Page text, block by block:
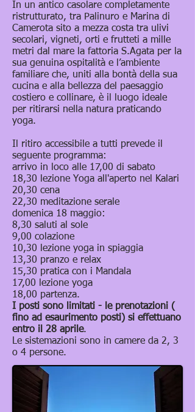
In un antico casolare completamente
ristrutturato, tra Palinuro e Marina di
Camerota sito a mezza costa tra ulivi
secolari, vigneti, orti e frutteti a mille
metri dal mare la fattoria S.Agata per la
sua genuina ospitalità e l’ambiente
familiare che, uniti alla bontà della sua
cucina e alla bellezza del paesaggio
costiero e collinare, è il luogo ideale
per ritirarsi nella natura praticando
yoga.
Il ritiro accessibile a tutti prevede il
seguente programma:
arrivo in loco alle 17,00 di sabato
18,30 lezione Yoga all'aperto nel Kalari
20,30 cena
22,30 meditazione serale
domenica 18 maggio:
8,30 saluti al sole
9,00 colazione
10,30 lezione yoga in spiaggia
13,30 pranzo e relax
15,30 pratica con i Mandala
17,00 lezione yoga
18,00 partenza.
I posti sono limitati - le prenotazioni (
fino ad esaurimento posti) si effettuano
entro il 28 aprile.
Le sistemazioni sono in camere da 2, 3
o 4 persone.